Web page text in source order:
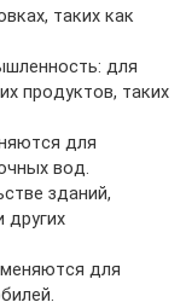
таких как
для
продуктов, таких
для
вод.
зданий,
других
для